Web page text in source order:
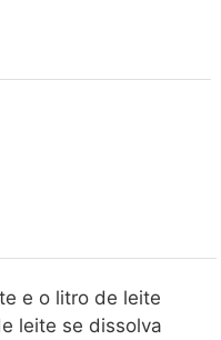
e o litro de leite
leite se dissolva